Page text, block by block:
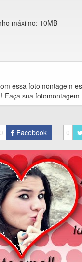
máximo: 10MB
essa fotomontagem
sua
0 Facebook 0